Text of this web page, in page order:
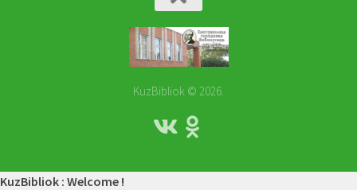
KuzBibliok © 2026.
KuzBibliok : Welcome !